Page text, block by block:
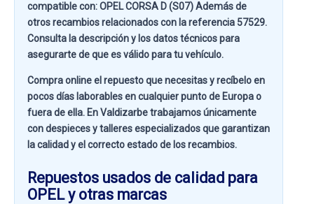
compatible con:OPEL CORSA D (S07)Además de
otros recambios relacionados con la referencia 57529.
Consulta la descripción y los datos técnicos para
asegurarte de que es válido para tu vehículo.
Compra online el repuesto que necesitas y recíbelo en
pocos días laborables en cualquier punto de Europa o
fuera de ella. EnValdizarbetrabajamos únicamente
con despieces y talleres especializados que garantizan
la calidad y el correcto estado de los recambios.
Repuestos usados de calidad para
OPEL y otras marcas